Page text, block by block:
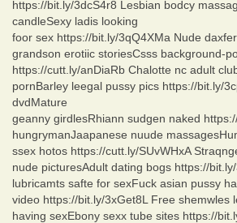
https://bit.ly/3dcS4r8 Lesbian bodcy
candleSexy ladis looking
foor sex https://bit.ly/3qQ4XMa Nude
grandson erotiic storiesCsss background-
https://cutt.ly/anDiaRb Chalotte nc adult
pornBarley leegal pussy pics https://bit.ly/
dvdMature
geanny girdlesRhiann sudgen naked
hungrymanJaapanese nuude
ssex hotos https://cutt.ly/SUvWHxA
nude picturesAdult dating bogs https://
lubricamts safte for sexFuck asian pussy
video https://bit.ly/3xGet8L Free shemwles
having sexEbony sexx tube sites https://